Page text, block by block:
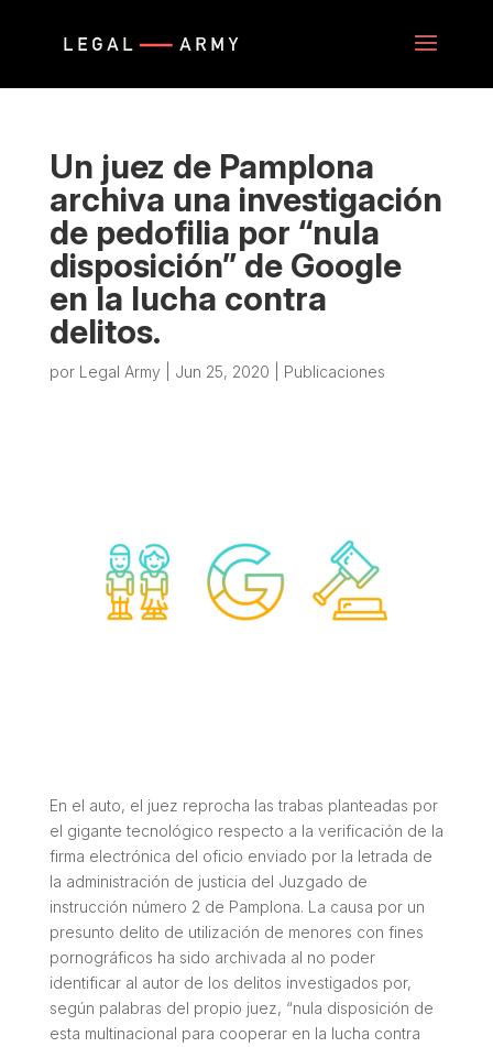
Un juez de Pamplona
archiva una investigación
de pedofilia por “nula
disposición” de Google
en la lucha contra
delitos.
por Legal Army Jun 25, 2020 Publicaciones
En el auto, el juez reprocha las trabas planteadas por
el gigante tecnológico respecto a la verificación de la
firma electrónica del oficio enviado por la letrada de
la administración de justicia del Juzgado de
instrucción número 2 de Pamplona. La causa por un
presunto delito de utilización de menores con fines
pornográficos ha sido archivada al no poder
identificar al autor de los delitos investigados por,
según palabras del propio juez, “nula disposición de
esta multinacional para cooperar en la lucha contra